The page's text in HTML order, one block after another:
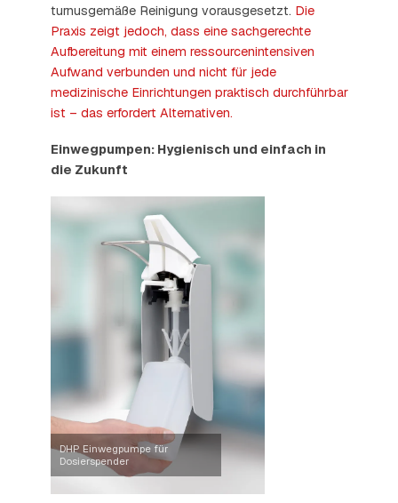
turnusgemäße Reinigung vorausgesetzt. Die
Praxis zeigt jedoch, dass eine sachgerechte
Aufbereitung mit einem ressourcenintensiven
Aufwand verbunden und nicht für jede
medizinische Einrichtungen praktisch durchführbar
ist – das erfordert Alternativen.
Einwegpumpen: Hygienisch und einfach in
die Zukunft
DHP Einwegpumpe für
Dosierspender